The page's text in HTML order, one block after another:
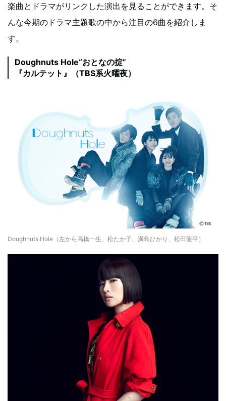
楽曲とドラマがリンクした演出を見ることができます。そ
んな今期のドラマ主題歌の中から注目の6曲を紹介しま
す。
Doughnuts Hole“おとなの掟”
『カルテット』（TBS系火曜夜）
Doughnuts Hole（左から高橋一生、松たか子、満島ひかり、松田龍平）